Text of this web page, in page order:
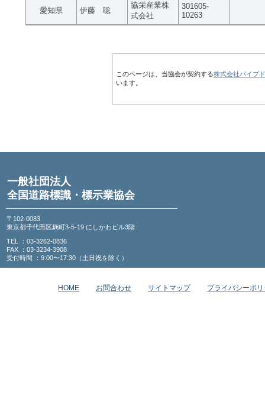
愛知県 伊藤 聡
協栄産業株
式会社
301605-
10263
このページは、当協会が契約する株式会社パイプ
います。
一般社団法人
全国道路標識・標示業協会
〒102-0083
東京都千代田区麹町3-5-19 にしかわビル3階
TEL ：03-3262-0836
FAX ：03-3234-3908
受付時間 ：9:00〜17:30（土日祝を除く）
HOME お問合わせ サイトマップ プライバシーポ